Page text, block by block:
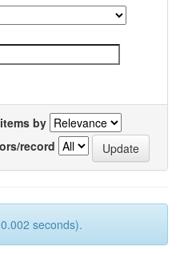
by
record
seconds).